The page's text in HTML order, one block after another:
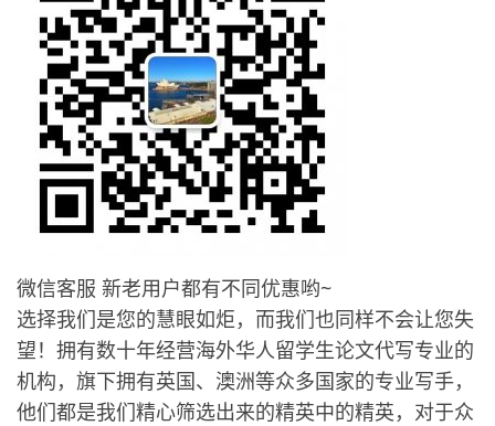
微信客服 新老用户都有不同优惠哟~
选择我们是您的慧眼如炬，而我们也同样不会让您失
望！拥有数十年经营海外华人留学生论文代写专业的
机构，旗下拥有英国、澳洲等众多国家的专业写手，
他们都是我们精心筛选出来的精英中的精英，对于众